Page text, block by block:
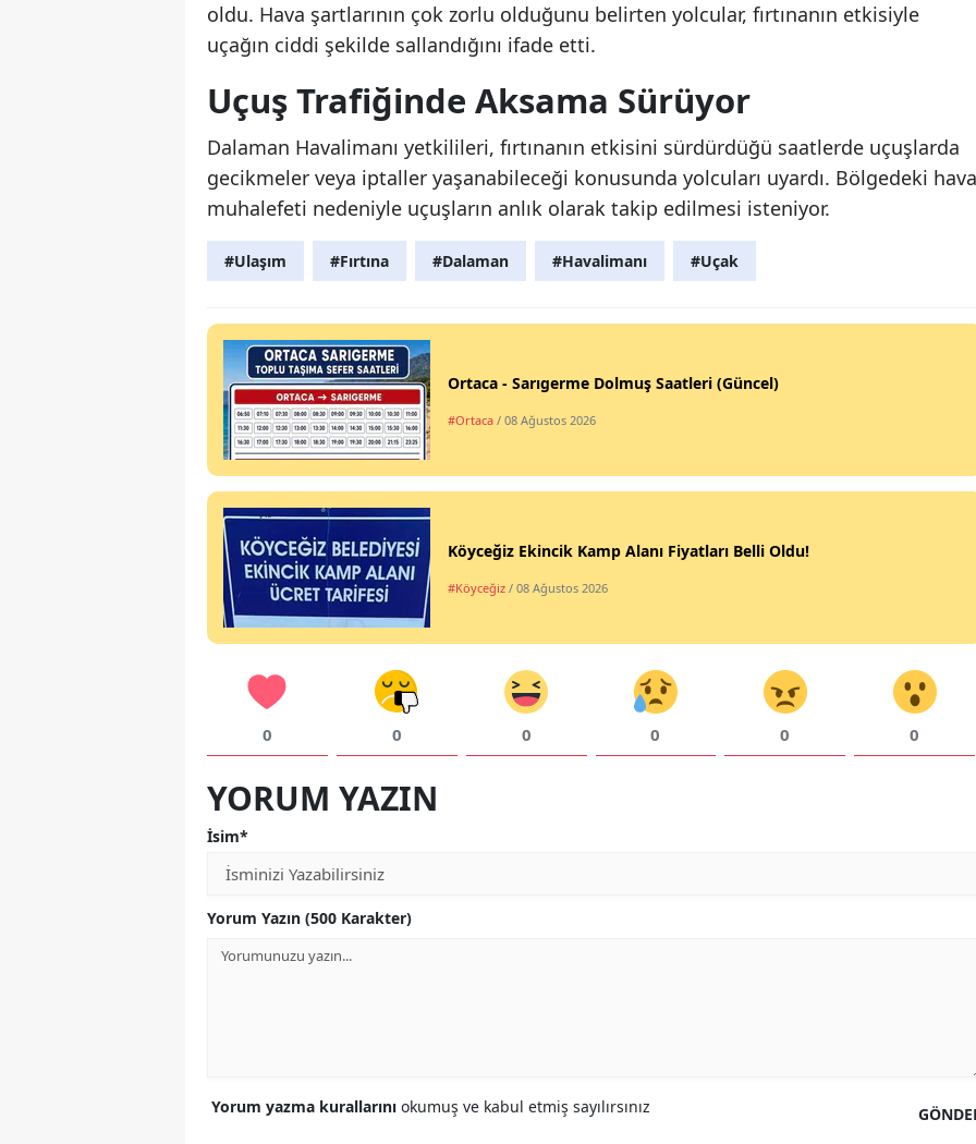
oldu. Hava şartlarının çok zorlu olduğunu belirten yolcular, fırtınanın etkisiyle
uçağın ciddi şekilde sallandığını ifade etti.
Uçuş Trafiğinde Aksama Sürüyor
Dalaman Havalimanı yetkilileri, fırtınanın etkisini sürdürdüğü saatlerde uçuşlarda
gecikmeler veya iptaller yaşanabileceği konusunda yolcuları uyardı. Bölgedeki hava
muhalefeti nedeniyle uçuşların anlık olarak takip edilmesi isteniyor.
#Ulaşım #Fırtına #Dalaman #Havalimanı #Uçak
Ortaca - Sarıgerme Dolmuş Saatleri (Güncel)
#Ortaca / 08 Ağustos 2026
Köyceğiz Ekincik Kamp Alanı Fiyatları Belli Oldu!
#Köyceğiz / 08 Ağustos 2026
0 0 0 0 0 0
YORUM YAZIN
İsim*
Yorum Yazın (500 Karakter)
Yorum yazma kurallarını okumuş ve kabul etmiş sayılırsınız